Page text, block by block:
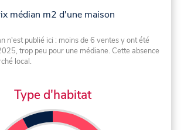
médian m2 d'une maison
n'est publié ici : moins de 6 ventes y ont été
trop peu pour une médiane. Cette absence
local.
Type d'habitat